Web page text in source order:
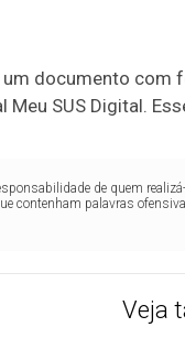
documento com
SUS Digital.
de quem
contenham palavras
Veja